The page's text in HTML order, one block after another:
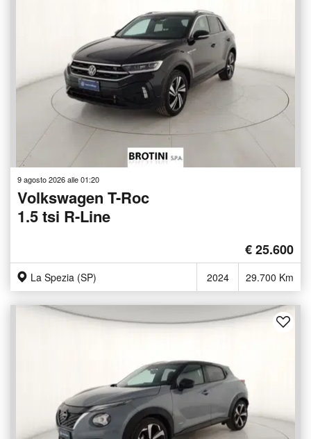
9 agosto 2026 alle 01:20
Volkswagen T-Roc
1.5 tsi R-Line
€ 25.600
La Spezia (SP) 2024 29.700 Km